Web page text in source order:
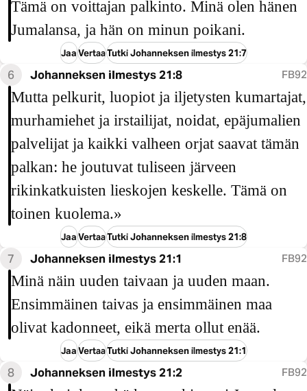
Tämä on voittajan palkinto. Minä olen hänen
Jumalansa, ja hän on minun poikani.
JaaVertaaTutki Johanneksen ilmestys 21:7
6 Johanneksen ilmestys 21:8 FB92
Mutta pelkurit, luopiot ja iljetysten kumartajat,
murhamiehet ja irstailijat, noidat, epäjumalien
palvelijat ja kaikki valheen orjat saavat tämän
palkan: he joutuvat tuliseen järveen
rikinkatkuisten lieskojen keskelle. Tämä on
toinen kuolema.»
JaaVertaaTutki Johanneksen ilmestys 21:8
7 Johanneksen ilmestys 21:1 FB92
Minä näin uuden taivaan ja uuden maan.
Ensimmäinen taivas ja ensimmäinen maa
olivat kadonneet, eikä merta ollut enää.
JaaVertaaTutki Johanneksen ilmestys 21:1
8 Johanneksen ilmestys 21:2 FB92